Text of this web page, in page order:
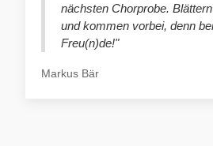
nächsten Chorprobe.
und kommen vorbei, denn
Freu(n)de!"
Markus Bär